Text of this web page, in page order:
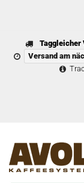
Taggleicher
Versand am